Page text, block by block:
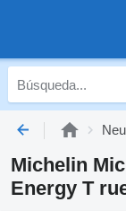
Michelin
Energy T